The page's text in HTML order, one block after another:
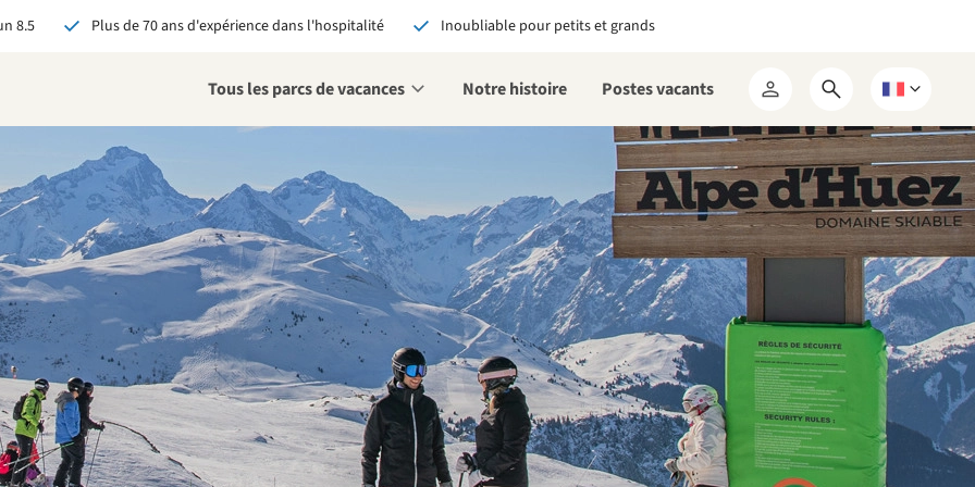
8.5 Plus de 70 ans d'expérience dans l'hospitalité Inoubliable pour petits et grands
Tous les parcs de vacances Notre histoire Postes vacants
Mon
RCN
Ouvrir
le
formulaire
de
recherche
Choisissez
une
langue
via RCN, vous
garantie du meilleur prix
avantages exclusifs
contact personnalisé
tous les avantages